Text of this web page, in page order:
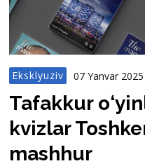
Eksklyuziv 07 Yanvar 2025
Tafakkur
kvizlar
mashhur